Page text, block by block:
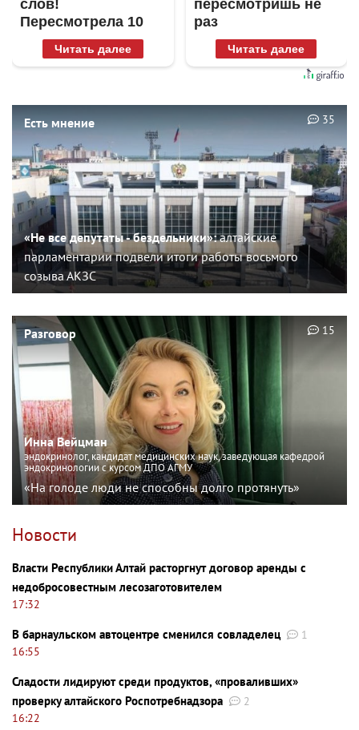
слов!
Пересмотрела 10
раз
Читать далее
пересмотришь не
раз
Читать далее
Есть мнение
«Не все депутаты - бездельники»:алтайские
парламентарии подвели итоги работы восьмого
созыва АКЗС
35
Разговор
Инна Вейцман
эндокринолог, кандидат медицинских наук, заведующая кафедрой
эндокринологии с курсом ДПО АГМУ
«На голоде люди не способны долго протянуть»
15
Новости
Власти Республики Алтай расторгнут договор аренды с
недобросовестным лесозаготовителем
17:32
В барнаульском автоцентре сменился совладелец
1
16:55
Сладости лидируют среди продуктов, «проваливших»
проверку алтайского Роспотребнадзора
2
16:22